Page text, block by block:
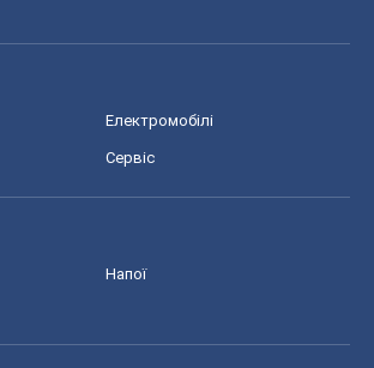
Електромобілі
Сервіс
Напої